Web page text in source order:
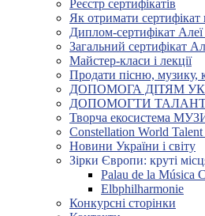
Реєстр сертифікатів
Як отримати сертифікат
Диплом-сертифікат Алеї
Загальний сертифікат
Майстер-класи і лекції
Продати пісню, музику,
ДОПОМОГА ДІТЯМ
ДОПОМОГТИ
Творча екосистема
Constellation World
Новини України і світу
Зірки Європи: круті
Palau de la Música
Elbphilharmonie
Конкурсні сторінки